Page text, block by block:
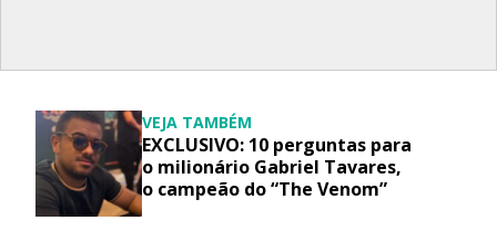
VEJA TAMBÉM
EXCLUSIVO: 10 perguntas para
o milionário Gabriel Tavares,
o campeão do “The Venom”